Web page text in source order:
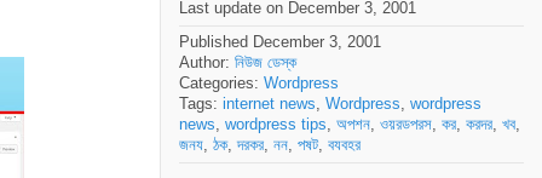
Last update on December 3, 2001
Published December 3, 2001
Author: নিউজ ডেস্ক
Categories: Wordpress
Tags: internet news Wordpress
wordpress
news
wordpress tips অপশন ওয়রডপরস কর করদর খব
জনয ঠক,দরকর নন পষট বযবহর